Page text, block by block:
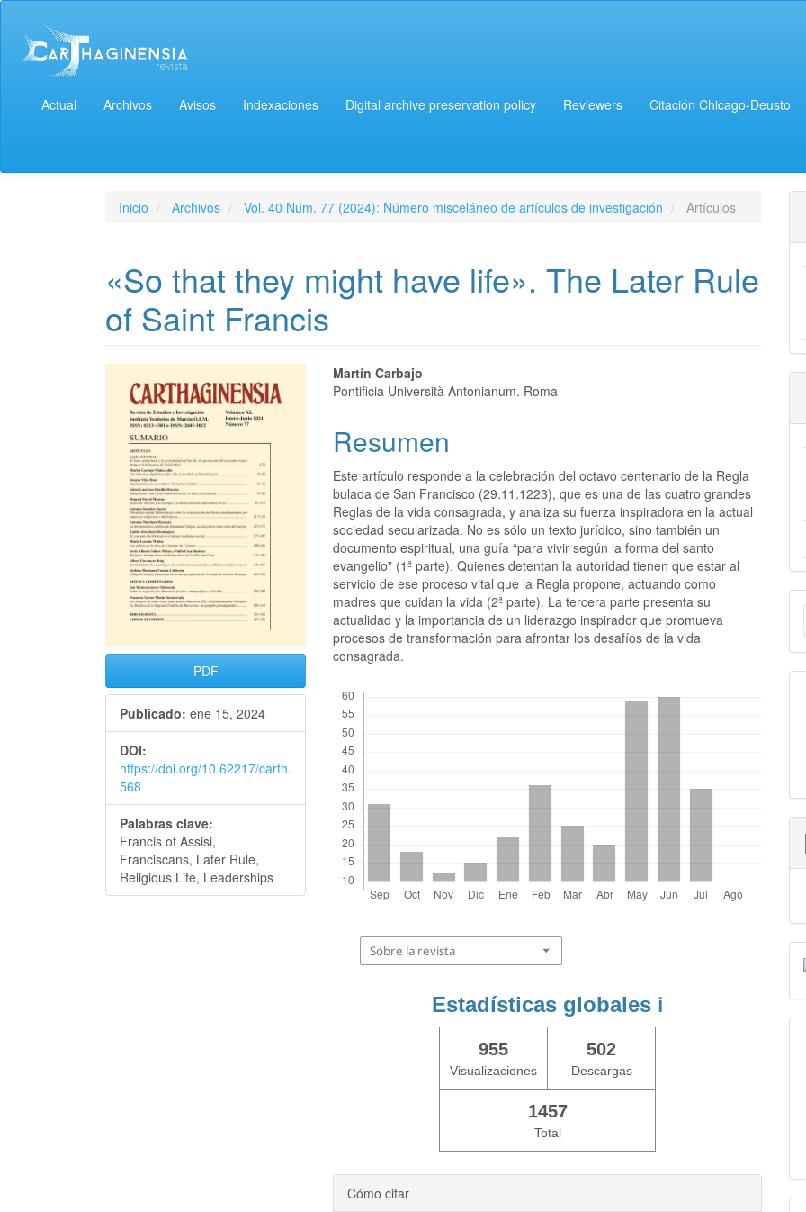
Actual Archivos Avisos Indexaciones Digital archive preservation policy Reviewers Citación Chicago-Deusto
Inicio Archivos Vol. 40 Núm. 77 (2024): Número misceláneo de artículos de investigación Artículos
«So that they might have life». The Later Rule
of Saint Francis
PDF
Publicado: ene 15, 2024
DOI:
https://doi.org/10.62217/carth.
568
Palabras clave:
Francis of Assisi,
Franciscans, Later Rule,
Religious Life, Leaderships
Martín Carbajo
Pontificia Università Antonianum. Roma
Resumen
Este artículo responde a la celebración del octavo centenario de la Regla
bulada de San Francisco (29.11.1223), que es una de las cuatro grandes
Reglas de la vida consagrada, y analiza su fuerza inspiradora en la actual
sociedad secularizada. No es sólo un texto jurídico, sino también un
documento espiritual, una guía “para vivir según la forma del santo
evangelio” (1ª parte). Quienes detentan la autoridad tienen que estar al
servicio de ese proceso vital que la Regla propone, actuando como
madres que cuidan la vida (2ª parte). La tercera parte presenta su
actualidad y la importancia de un liderazgo inspirador que promueva
procesos de transformación para afrontar los desafíos de la vida
consagrada.
Sobre la revista
Estadísticas globales ℹ️
955
Visualizaciones
502
Descargas
1457
Total
Cómo citar